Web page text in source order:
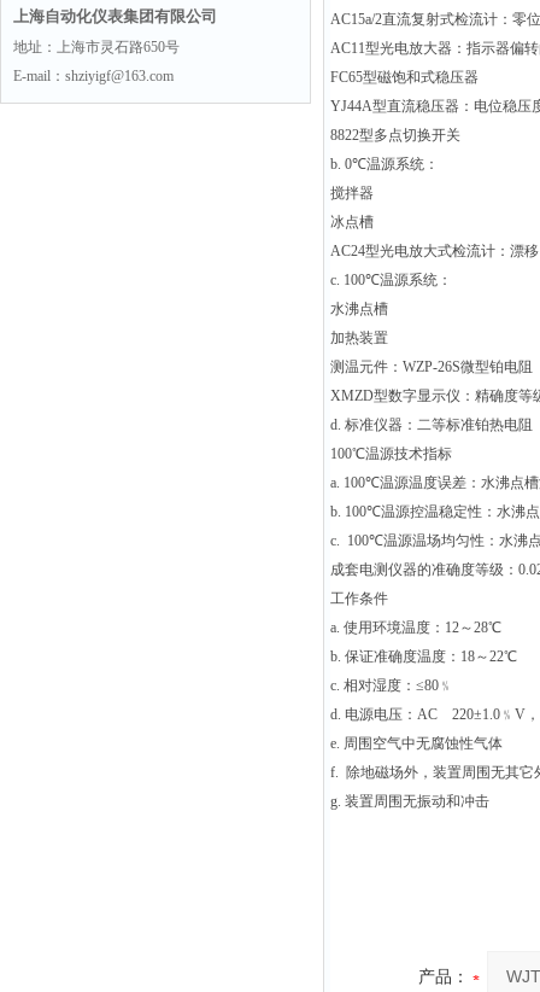
上海自动化仪表集团有限公司
地址：上海市灵石路650号
E-mail：shziyigf@163.com
AC15a/2直流复射式检流计：零
AC11型光电放大器：指示器偏
FC65型磁饱和式稳压器
YJ44A型直流稳压器：电位稳压
8822型多点切换开关
b. 0℃温源系统：
搅拌器
冰点槽
AC24型光电放大式检流计：漂
c. 100℃温源系统：
水沸点槽
加热装置
测温元件：WZP-26S微型铂电阻
XMZD型数字显示仪：精确度等
d. 标准仪器：二等标准铂热电阻
100℃温源技术指标
a. 100℃温源温度误差：水沸点
b. 100℃温源控温稳定性：水沸
c. 100℃温源温场均匀性：水沸
成套电测仪器的准确度等级：
工作条件
a. 使用环境温度：12～28℃
b. 保证准确度温度：18～22℃
c. 相对湿度：≤80﹪
d. 电源电压：AC 220±1.0﹪V，
e. 周围空气中无腐蚀性气体
f. 除地磁场外，装置周围无其它
g. 装置周围无振动和冲击
产品：